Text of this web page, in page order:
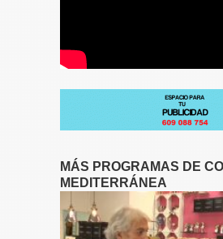
MÁS PROGRAMAS DE
MEDITERRÁNEA